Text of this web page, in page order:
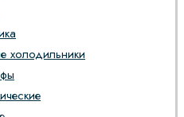
холодильники